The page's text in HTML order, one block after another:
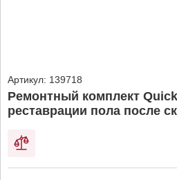
Артикул: 139718
Ремонтный комплект
реставрации пола после